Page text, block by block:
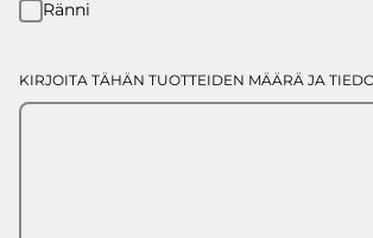
Ränni
KIRJOITA TÄHÄN TUOTTEIDEN MÄÄRÄ JA